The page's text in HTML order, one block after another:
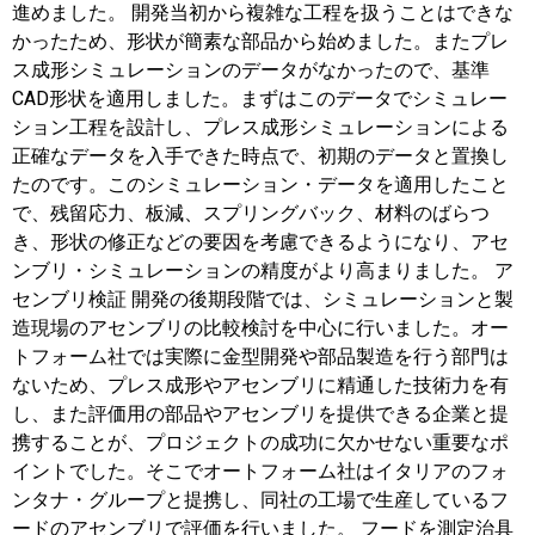
進めました。 開発当初から複雑な工程を扱うことはできな
かったため、形状が簡素な部品から始めました。またプレ
ス成形シミュレーションのデータがなかったので、基準
CAD形状を適用しました。まずはこのデータでシミュレー
ション工程を設計し、プレス成形シミュレーションによる
正確なデータを入手できた時点で、初期のデータと置換し
たのです。このシミュレーション・データを適用したこと
で、残留応力、板減、スプリングバック、材料のばらつ
き、形状の修正などの要因を考慮できるようになり、アセ
ンブリ・シミュレーションの精度がより高まりました。 ア
センブリ検証 開発の後期段階では、シミュレーションと製
造現場のアセンブリの比較検討を中心に行いました。オー
トフォーム社では実際に金型開発や部品製造を行う部門は
ないため、プレス成形やアセンブリに精通した技術力を有
し、また評価用の部品やアセンブリを提供できる企業と提
携することが、プロジェクトの成功に欠かせない重要なポ
イントでした。そこでオートフォーム社はイタリアのフォ
ンタナ・グループと提携し、同社の工場で生産しているフ
ードのアセンブリで評価を行いました。 フードを測定治具